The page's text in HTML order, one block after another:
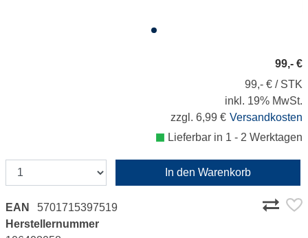
99,- €
99,- € / STK
inkl. 19% MwSt.
zzgl. 6,99 € Versandkosten
Lieferbar in 1 - 2 Werktagen
In den Warenkorb
EAN
5701715397519
Herstellernummer